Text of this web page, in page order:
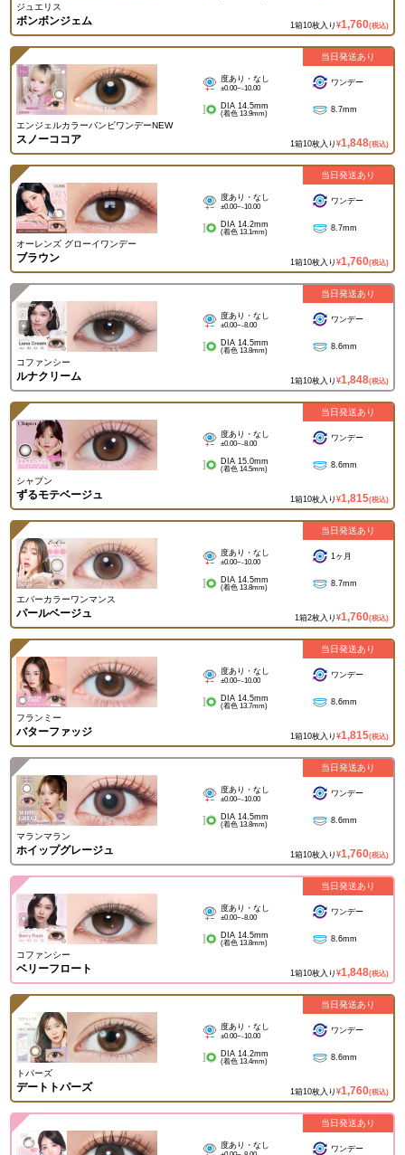
ジュエリス
ボンボンジェム 1箱10枚入り ¥1,760(税込)
エンジェルカラーバンビワンデーNEW
スノーココア
度あり・なし
±0.00~-10.00
ワンデー
DIA 14.5mm
(着色 13.9mm) 8.7mm
1箱10枚入り ¥1,848(税込)
当日発送あり
オーレンズ グローイワンデー
ブラウン
度あり・なし
±0.00~-10.00
ワンデー
DIA 14.2mm
(着色 13.1mm) 8.7mm
1箱10枚入り ¥1,760(税込)
当日発送あり
コファンシー
ルナクリーム
度あり・なし
±0.00~-8.00
ワンデー
DIA 14.5mm
(着色 13.8mm) 8.6mm
1箱10枚入り ¥1,848(税込)
当日発送あり
シャプン
ずるモテベージュ
度あり・なし
±0.00~-8.00
ワンデー
DIA 15.0mm
(着色 14.5mm) 8.6mm
1箱10枚入り ¥1,815(税込)
当日発送あり
エバーカラーワンマンス
パールベージュ
度あり・なし
±0.00~-10.00
1ヶ月
DIA 14.5mm
(着色 13.8mm) 8.7mm
1箱2枚入り ¥1,760(税込)
当日発送あり
フランミー
バターファッジ
度あり・なし
±0.00~-10.00
ワンデー
DIA 14.5mm
(着色 13.7mm) 8.6mm
1箱10枚入り ¥1,815(税込)
当日発送あり
マランマラン
ホイップグレージュ
度あり・なし
±0.00~-10.00
ワンデー
DIA 14.5mm
(着色 13.8mm) 8.6mm
1箱10枚入り ¥1,760(税込)
当日発送あり
コファンシー
ベリーフロート
度あり・なし
±0.00~-8.00
ワンデー
DIA 14.5mm
(着色 13.8mm) 8.6mm
1箱10枚入り ¥1,848(税込)
当日発送あり
トパーズ
デートトパーズ
度あり・なし
±0.00~-10.00
ワンデー
DIA 14.2mm
(着色 13.4mm) 8.6mm
1箱10枚入り ¥1,760(税込)
当日発送あり
度あり・なし ワンデー
当日発送あり